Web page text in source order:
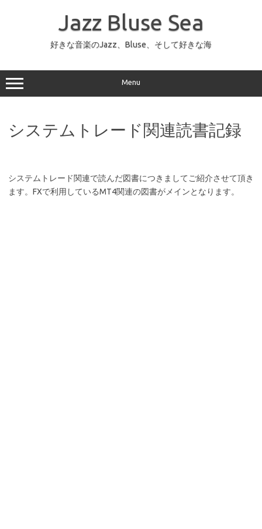
ッ
プ
Jazz Bluse Sea
好きな音楽のJazz、Bluse、そして好きな海
Menu
システムトレード関連読書記録
システムトレード関連で読んだ図書につきましてご紹介させて頂き
ます。FXで利用しているMT4関連の図書がメインとなります。